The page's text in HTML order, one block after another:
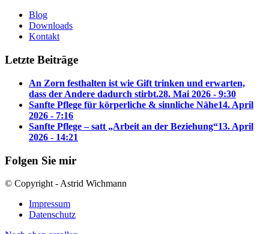
Blog
Downloads
Kontakt
Letzte Beiträge
An Zorn festhalten ist wie Gift trinken und erwarten,
dass der Andere dadurch stirbt.28. Mai 2026 - 9:30
Sanfte Pflege für körperliche & sinnliche Nähe14. April
2026 - 7:16
Sanfte Pflege – satt „Arbeit an der Beziehung“13. April
2026 - 14:21
Folgen Sie mir
© Copyright - Astrid Wichmann
Impressum
Datenschutz